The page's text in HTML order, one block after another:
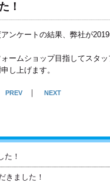
！
ンケートの結果、弊社が
ームショップ目指してスタ
し上げます。
PREV ｜ NEXT
た！
きました！